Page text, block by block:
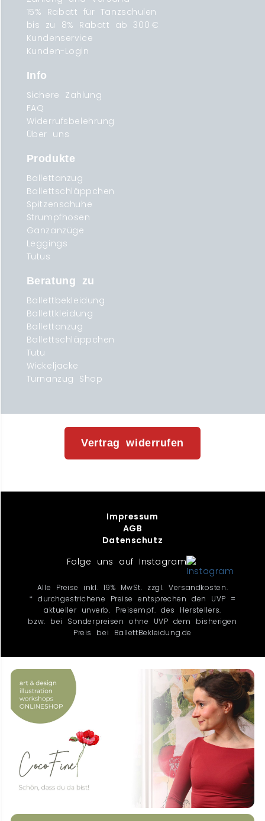
15% Rabatt für Tanzschulen
bis zu 8% Rabatt ab 300 €
Kundenservice
Kunden-Login
Info
Sichere Zahlung
FAQ
Widerrufsbelehrung
Über uns
Produkte
Ballettanzug
Ballettschläppchen
Spitzenschuhe
Strumpfhosen
Ganzanzüge
Leggings
Tutus
Beratung zu
Ballettbekleidung
Ballettkleidung
Ballettanzug
Ballettschläppchen
Tutu
Wickeljacke
Turnanzug Shop
Vertrag widerrufen
Impressum
AGB
Datenschutz
Folge uns auf Instagram
Alle Preise inkl. 19% MwSt. zzgl. Versandkosten.
* durchgestrichene Preise entsprechen den UVP =
aktueller unverb. Preisempf. des Herstellers.
bzw. bei Sonderpreisen ohne UVP dem bisherigen
Preis bei BallettBekleidung.de